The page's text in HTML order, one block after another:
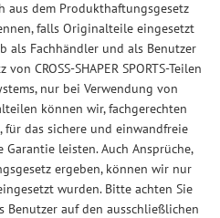
aus dem Produkthaftungsgesetz
falls Originalteile eingesetzt
als Fachhändler und als Benutzer
CROSS-SHAPER SPORTS-Teilen
nur bei Verwendung von
können wir, fachgerechten
für das sichere und einwandfreie
leisten. Auch Ansprüche,
ergeben, können wir nur
wurden. Bitte achten Sie
Benutzer auf den ausschließlichen